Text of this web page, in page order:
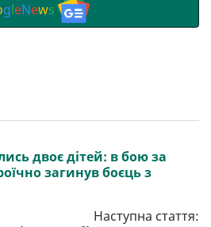
gleNews
двоє дітей: в бою за
загинув боєць з
Наступна стаття: